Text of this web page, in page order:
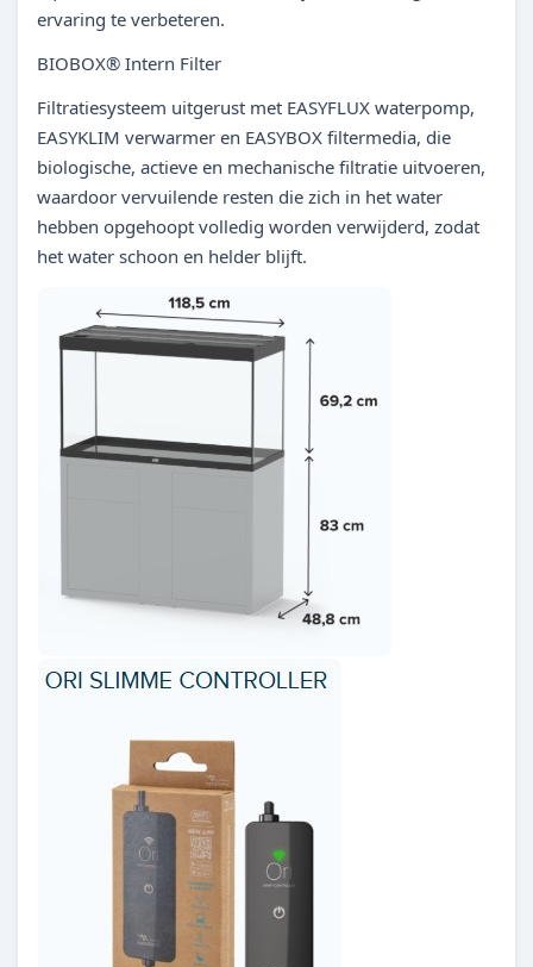
ervaring te verbeteren.
BIOBOX® Intern Filter
Filtratiesysteem uitgerust met EASYFLUX waterpomp,
EASYKLIM verwarmer en EASYBOX filtermedia, die
biologische, actieve en mechanische filtratie uitvoeren,
waardoor vervuilende resten die zich in het water
hebben opgehoopt volledig worden verwijderd, zodat
het water schoon en helder blijft.